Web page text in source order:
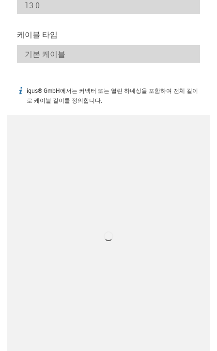
케이블 타입
igus-icon-info
igus® GmbH에서는 커넥터 또는 열린 하네싱을 포함하여 전체 길이
로 케이블 길이를 정의합니다.